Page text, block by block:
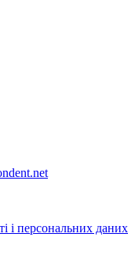
і персональних даних